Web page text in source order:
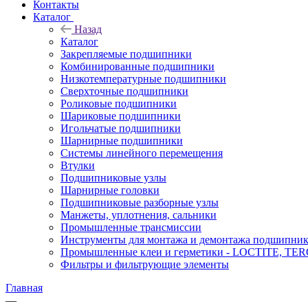
Контакты
Каталог
Назад
Каталог
Закрепляемые подшипники
Комбинированные подшипники
Низкотемпературные подшипники
Сверхточные подшипники
Роликовые подшипники
Шариковые подшипники
Игольчатые подшипники
Шарнирные подшипники
Системы линейного перемещения
Втулки
Подшипниковые узлы
Шарнирные головки
Подшипниковые разборные узлы
Манжеты, уплотнения, сальники
Промышленные трансмиссии
Инструменты для монтажа и демонтажа
Промышленные клеи и герметики - LOCTITE,
Фильтры и фильтрующие элементы
Главная
—